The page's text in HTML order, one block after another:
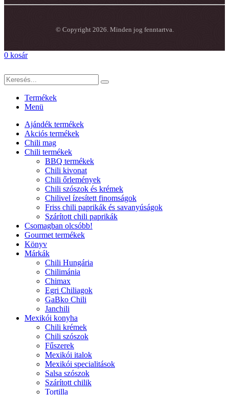
© Copyright 2026. Minden jog fenntartva.
0 kosár
Termékek
Menü
Ajándék termékek
Akciós termékek
Chili mag
Chili termékek
BBQ termékek
Chili kivonat
Chili őrlemények
Chili szószok és krémek
Chilivel ízesített finomságok
Friss chili paprikák és savanyúságok
Szárított chili paprikák
Csomagban olcsóbb!
Gourmet termékek
Könyv
Márkák
Chili Hungária
Chilimánia
Chimax
Egri Chiliagok
GaBko Chili
Janchili
Mexikói konyha
Chili krémek
Chili szószok
Fűszerek
Mexikói italok
Mexikói specialitások
Salsa szószok
Szárított chilik
Tortilla